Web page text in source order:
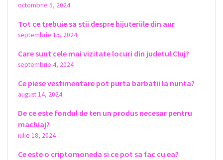
octombrie 5, 2024
Tot ce trebuie sa stii despre bijuteriile din aur
septembrie 15, 2024
Care sunt cele mai vizitate locuri din judetul Cluj?
septembrie 4, 2024
Ce piese vestimentare pot purta barbatii la nunta?
august 14, 2024
De ce este fondul de ten un produs necesar pentru
machiaj?
iulie 18, 2024
Ce este o criptomoneda si ce pot sa fac cu ea?